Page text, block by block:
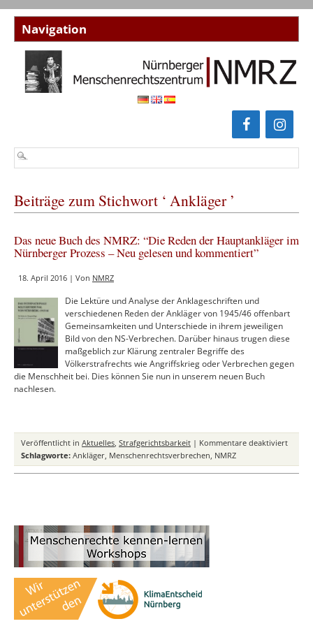
Beiträge zum Stichwort ‘ Ankläger ’
Das neue Buch des NMRZ: “Die Reden der Hauptankläger im
Nürnberger Prozess – Neu gelesen und kommentiert”
18. April 2016 | Von NMRZ
Die Lektüre und Analyse der Anklageschriften und
verschiedenen Reden der Ankläger von 1945/46 offenbart
Gemeinsamkeiten und Unterschiede in ihrem jeweiligen
Bild von den NS-Verbrechen. Darüber hinaus trugen diese
maßgeblich zur Klärung zentraler Begriffe des
Völkerstrafrechts wie Angriffskrieg oder Verbrechen gegen
die Menschheit bei. Dies können Sie nun in unserem neuen Buch
nachlesen.
Veröffentlicht in Aktuelles, Strafgerichtsbarkeit | Kommentare deaktiviertfür
neue
Schlagworte: Ankläger, Menschenrechtsverbrechen, NMRZ